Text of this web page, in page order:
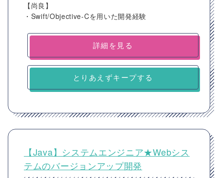
【尚良】
・Swift/Objective-Cを用いた開発経験
詳細を見る
とりあえずキープする
【Java】システムエンジニア★Webシス
テムのバージョンアップ開発